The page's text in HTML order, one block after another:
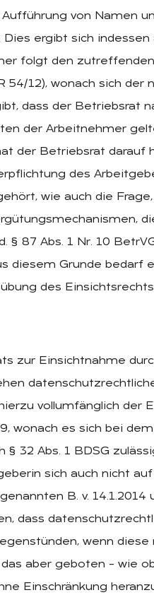
von Namen
ergibt sich indessen
folgt den
54/12), wonach sich der
dass der Betriebsrat
der Arbeitnehmer
der Betriebsrat darauf
des
wie auch die
§ 87 Abs. 1 Nr. 10
diesem Grunde bedarf
des
zur Einsichtnahme
vollumfänglich der
wonach es sich bei
32 Abs. 1 BDSG
sich auch nicht
B. v.
dass
wenn diese
aber geboten – wie
Einschränkung